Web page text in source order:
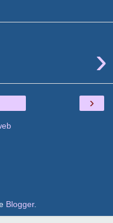
›
›
Blogger.